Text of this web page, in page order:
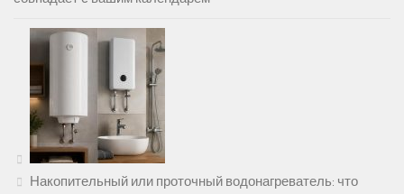
Накопительный или проточный водонагреватель: что